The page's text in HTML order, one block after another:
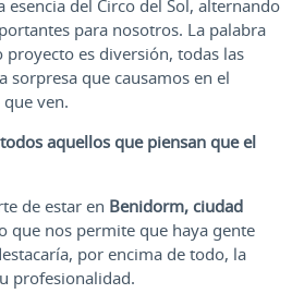
esencia del Circo del Sol, alternando
para nosotros. La palabra
es diversión, todas las
sorpresa que causamos en el
ven.
aquellos que piensan que el
de estar en Benidorm, ciudad
que nos permite que haya gente
por encima de todo, la
profesionalidad.